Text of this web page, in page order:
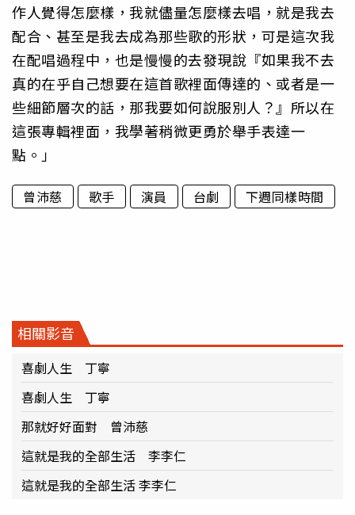
作人覺得怎麼樣，我就儘量怎麼樣去唱，就是我去
配合、甚至是我去成為那些歌的形狀，可是這次我
在配唱過程中，也是慢慢的去發現說『如果我不去
真的在乎自己想要在這首歌裡面傳達的、或者是一
些細節層次的話，那我要如何說服別人？』所以在
這張專輯裡面，我學著稍微更勇於舉手表達一
點。」
曾沛慈 歌手 演員 台劇 下週同樣時間
相關影音
喜劇人生 丁寧
喜劇人生 丁寧
那就好好面對 曾沛慈
這就是我的全部生活 李李仁
這就是我的全部生活 李李仁